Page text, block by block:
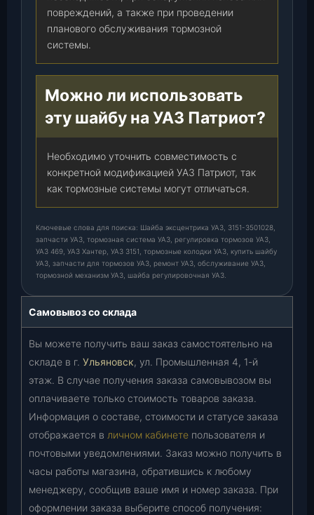
повреждений, а также при проведении
планового обслуживания тормозной
системы.
Можно ли использовать
эту шайбу на УАЗ Патриот?
Необходимо уточнить совместимость с
конкретной модификацией УАЗ Патриот, так
как тормозные системы могут отличаться.
Ключевые слова для поиска: Шайба эксцентрика УАЗ, 3151-3501028,
запчасти УАЗ, тормозная система УАЗ, регулировка тормозов УАЗ,
УАЗ 469, УАЗ Хантер, УАЗ 3151, тормозные колодки УАЗ, купить шайбу
УАЗ, запчасти для тормозов УАЗ, ремонт УАЗ, обслуживание УАЗ,
тормозной механизм УАЗ, шайба регулировочная УАЗ.
Самовывоз со склада
Вы можете получить ваш заказ самостоятельно на
складе в г. Ульяновск, ул. Промышленная 4, 1-й
этаж. В случае получения заказа самовывозом вы
оплачиваете только стоимость товаров заказа.
Информация о составе, стоимости и статусе заказа
отображается в личном кабинете пользователя и
почтовыми уведомлениями. Заказ можно получить в
часы работы магазина, обратившись к любому
менеджеру, сообщив ваше имя и номер заказа. При
оформлении заказа выберите способ получения: